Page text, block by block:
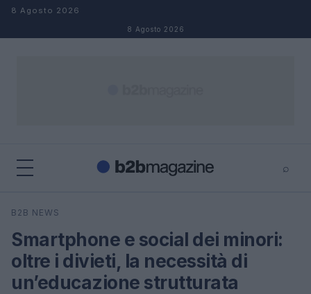
Salta al contenuto
8 Agosto 2026
8 Agosto 2026
⌕
Cerca
B2B NEWS
Smartphone e social dei minori:
oltre i divieti, la necessità di
un’educazione strutturata